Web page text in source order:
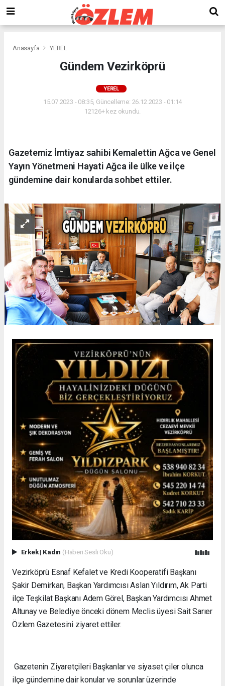
Anasayfa YEREL
Gündem Vezirköprü
YEREL
15.07.2023 - 08:35, Güncelleme: 26.12.2023 - 01:14
12126+ kez okundu.
Gazetemiz İmtiyaz sahibi Kemalettin Ağca ve Genel
Yayın Yönetmeni Hayati Ağca ile ülke ve ilçe
gündemine dair konularda sohbet ettiler.
Erkek| Kadın (Haberi Sesli Oku)
Vezirköprü Esnaf Kefalet ve Kredi Kooperatifi Başkanı
Şakir Demirkan, Başkan Yardımcısı Aslan Yıldırım, Ak Parti
ilçe Teşkilat Başkanı Adem Görel, Başkan Yardımcısı Ahmet
Altunay ve Belediye önceki dönem Meclis üyesi Sait Sarıer
Özlem Gazetesini ziyaret ettiler.
Gazetenin Ziyaretçileri Başkanlar ve siyaset çiler olunca
ilçe gündemine dair konular ve sorunlar üzerinde